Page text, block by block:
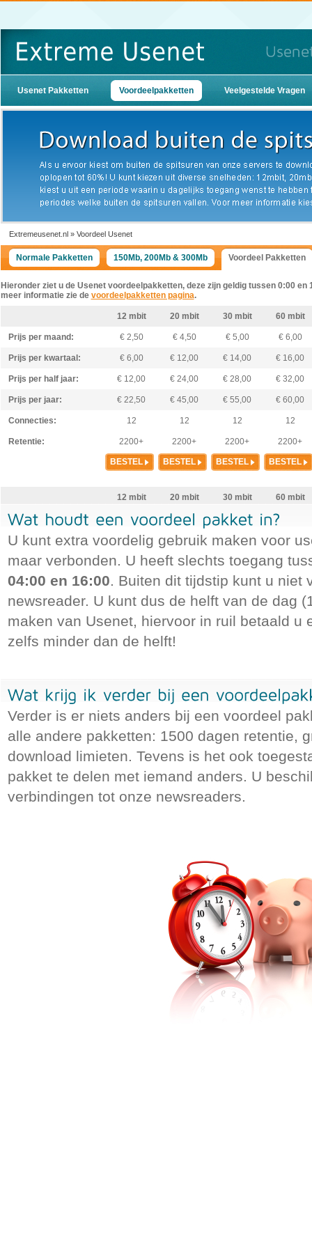
Usenet Pakketten Voordeelpakketten Veelgestelde Vragen
Extremeusenet.nl » Voordeel Usenet
Normale Pakketten 150Mb, 200Mb & 300Mb Voordeel Pakketten
Hieronder ziet u de Usenet voordeelpakketten, deze zijn geldig tussen 0:00 en
meer informatie zie de voordeelpakketten pagina.
12 mbit 20 mbit 30 mbit 60 mbit
Prijs per maand: € 2,50 € 4,50 € 5,00 € 6,00
Prijs per kwartaal: € 6,00 € 12,00 € 14,00 € 16,00
Prijs per half jaar: € 12,00 € 24,00 € 28,00 € 32,00
Prijs per jaar: € 22,50 € 45,00 € 55,00 € 60,00
Connecties: 12 12 12 12
Retentie: 2200+ 2200+ 2200+ 2200+
BESTEL BESTEL BESTEL BESTEL
12 mbit 20 mbit 30 mbit 60 mbit
Price per month: € 2,50 € 4,50 € 5,-
Price per 3 months € 6,-- € 12,- € 14,- € 16,-
Price per 6 months: € 24,- € 28,- € 32,-
Price per year: € 22,50 € 45,- € 55,- € 60,-
Connections: 12 12 12 12
Retentie: 2200+ 2200+ 2200+ 2200+
ORDER ORDER
U kunt extra voordelig gebruik maken voor
maar verbonden. U heeft slechts toegang
04:00 en 16:00. Buiten dit tijdstip kunt u niet
newsreader. U kunt dus de helft van de dag
maken van Usenet, hiervoor in ruil betaald u
zelfs minder dan de helft!
Verder is er niets anders bij een voordeel
alle andere pakketten: 1500 dagen retentie,
download limieten. Tevens is het ook
pakket te delen met iemand anders. U
verbindingen tot onze newsreaders.